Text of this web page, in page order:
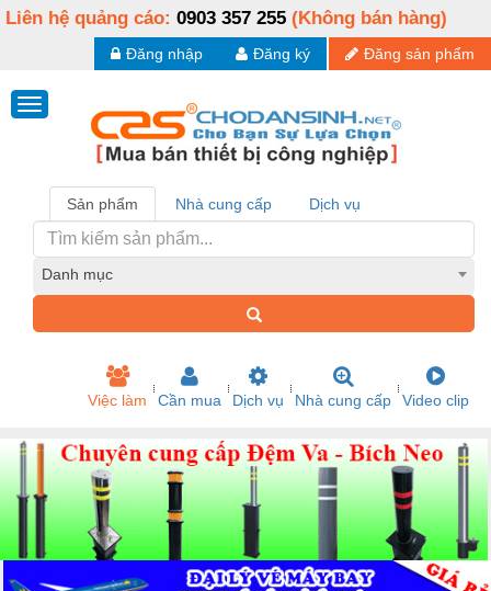
Liên hệ quảng cáo: 0903 357 255 (Không bán hàng)
Đăng sản phẩm
Đăng ký
Đăng nhập
Sản phẩm Nhà cung cấp Dịch vụ
Danh mục
Việc làm Cần mua Dịch vụ Nhà cung cấp Video clip